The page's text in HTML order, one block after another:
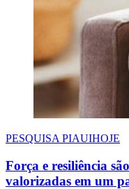
PESQUISA PIAUIHOJE
Força e resiliência
valorizadas em um